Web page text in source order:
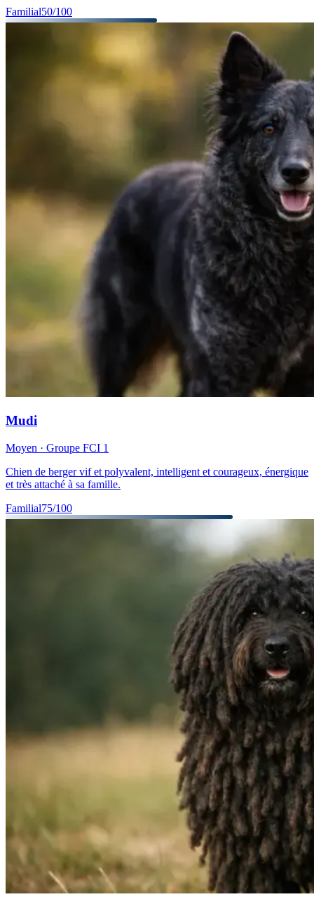
Familial50/100
Mudi
Moyen · Groupe FCI 1
Chien de berger vif et polyvalent, intelligent et courageux, énergique
et très attaché à sa famille.
Familial75/100